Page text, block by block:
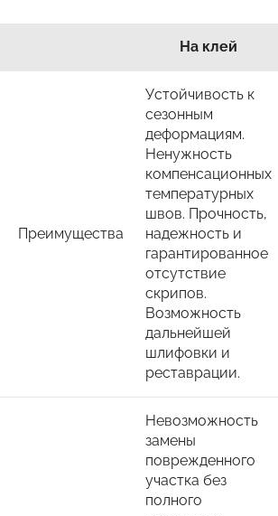
На клей
Преимущества
Устойчивость к
сезонным
деформациям.
Ненужность
компенсационных
температурных
швов. Прочность,
надежность и
гарантированное
отсутствие
скрипов.
Возможность
дальнейшей
шлифовки и
реставрации.
Невозможность
замены
поврежденного
участка без
полного